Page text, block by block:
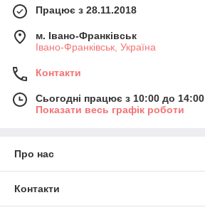
Працює з 28.11.2018
м. Івано-Франківськ
Івано-Франківськ, Україна
Контакти
Сьогодні працює з 10:00 до 14:00
Показати весь графік роботи
Про нас
Контакти